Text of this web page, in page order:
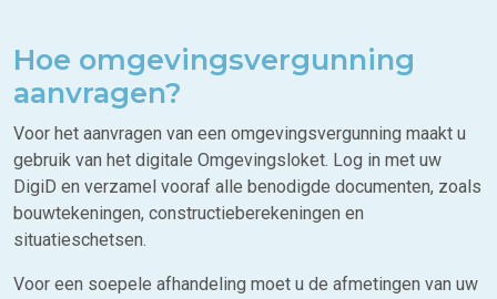
Hoe omgevingsvergunning
aanvragen?
Voor het aanvragen van een omgevingsvergunning maakt u
gebruik van het digitale Omgevingsloket. Log in met uw
DigiD en verzamel vooraf alle benodigde documenten, zoals
bouwtekeningen, constructieberekeningen en
situatieschetsen.
Voor een soepele afhandeling moet u de afmetingen van uw